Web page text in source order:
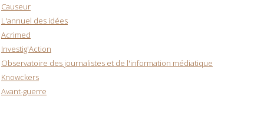
Causeur
L'annuel des idées
Acrimed
Investig'Action
Observatoire des journalistes et de l'information médiatique
Knowckers
Avant-guerre